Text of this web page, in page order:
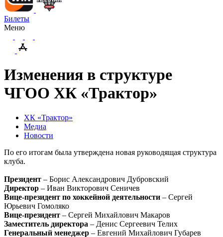
Билеты
Меню
Изменения в структуре
ЧГОО ХК «Трактор»
ХК «Трактор»
Медиа
Новости
По его итогам была утверждена новая руководящая структура
клуба.
Президент – Борис Александрович Дубровский
Директор – Иван Викторович Сеничев
Вице-президент по хоккейной деятельности – Сергей
Юрьевич Гомоляко
Вице-президент – Сергей Михайлович Макаров
Заместитель директора – Денис Сергеевич Телих
Генеральный менеджер – Евгений Михайлович Губарев